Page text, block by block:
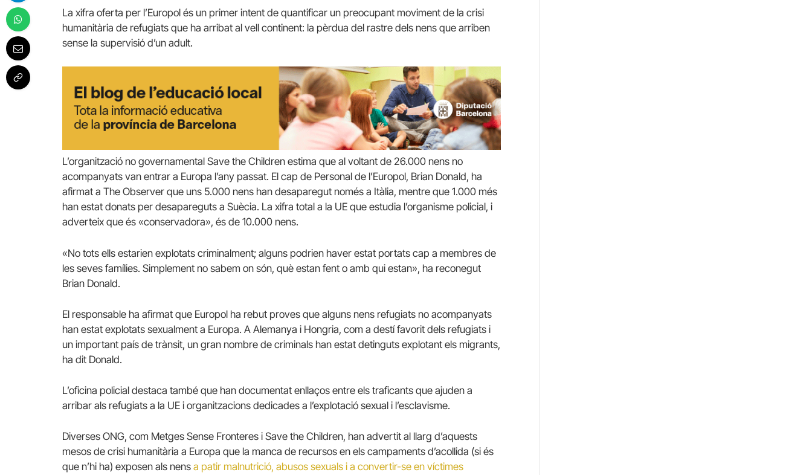
La xifra oferta per l’Europol és un primer intent de quantificar un preocupant moviment de la crisi
humanitària de refugiats que ha arribat al vell continent: la pèrdua del rastre dels nens que arriben
sense la supervisió d’un adult.
L’organització no governamental Save the Children estima que al voltant de 26.000 nens no
acompanyats van entrar a Europa l’any passat. El cap de Personal de l’Europol, Brian Donald, ha
afirmat a The Observer que uns 5.000 nens han desaparegut només a Itàlia, mentre que 1.000 més
han estat donats per desapareguts a Suècia. La xifra total a la UE que estudia l’organisme policial, i
adverteix que és «conservadora», és de 10.000 nens.
«No tots ells estarien explotats criminalment; alguns podrien haver estat portats cap a membres de
les seves famílies. Simplement no sabem on són, què estan fent o amb qui estan», ha reconegut
Brian Donald.
El responsable ha afirmat que Europol ha rebut proves que alguns nens refugiats no acompanyats
han estat explotats sexualment a Europa. A Alemanya i Hongria, com a destí favorit dels refugiats i
un important país de trànsit, un gran nombre de criminals han estat detinguts explotant els migrants,
ha dit Donald.
L’oficina policial destaca també que han documentat enllaços entre els traficants que ajuden a
arribar als refugiats a la UE i organitzacions dedicades a l’explotació sexual i l’esclavisme.
Diverses ONG, com Metges Sense Fronteres i Save the Children, han advertit al llarg d’aquests
mesos de crisi humanitària a Europa que la manca de recursos en els campaments d’acollida (si és
que n’hi ha) exposen als nens a patir malnutrició, abusos sexuals i a convertir-se en víctimes